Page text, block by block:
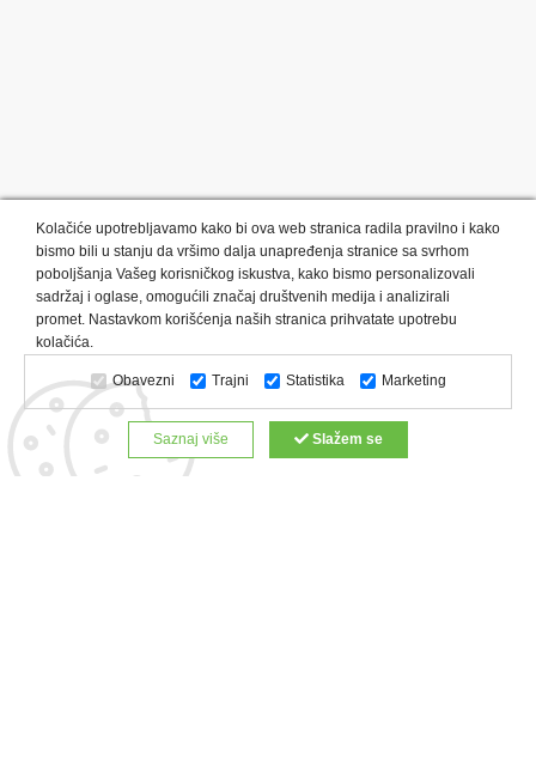
Kategorije proizvoda: Olovke i markeri
Privesci i trakice
Upaljači
USB Tehnologija Tekstil
Kačketi i kape
Notesi i rokovnici
Kancelarija Satovi
Kišobrani
Torbe i putovanja
Kuhinjski setovi
Alati i oprema
Relaksacija, lepota i zdravlje
Kalendari
Custom proizvodi
Digitalna štampa
Kolačiće upotrebljavamo kako bi ova web stranica radila pravilno i kako
bismo bili u stanju da vršimo dalja unapređenja stranice sa svrhom
poboljšanja Vašeg korisničkog iskustva, kako bismo personalizovali
sadržaj i oglase, omogućili značaj društvenih medija i analizirali
promet. Nastavkom korišćenja naših stranica prihvatate upotrebu
kolačića.
Obavezni Trajni Statistika Marketing
Saznaj više Slažem se